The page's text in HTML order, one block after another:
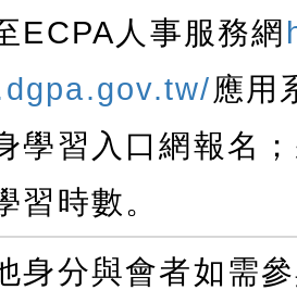
ECPA人事服務網
應用
學習入口網報名
習時數。
身分與會者如需